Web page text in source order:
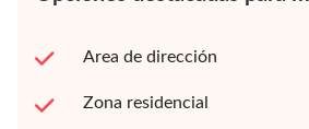
Area de dirección
Zona residencial